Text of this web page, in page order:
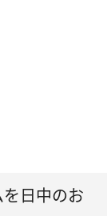
日中のお